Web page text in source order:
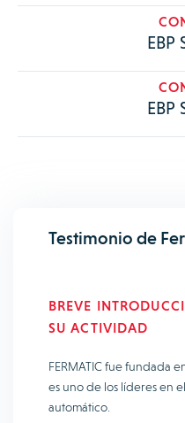
EBP
EBP
Testimonio de
BREVE
SU ACTIVIDAD
FERMATIC fue fundada
es uno de los líderes en
automático.